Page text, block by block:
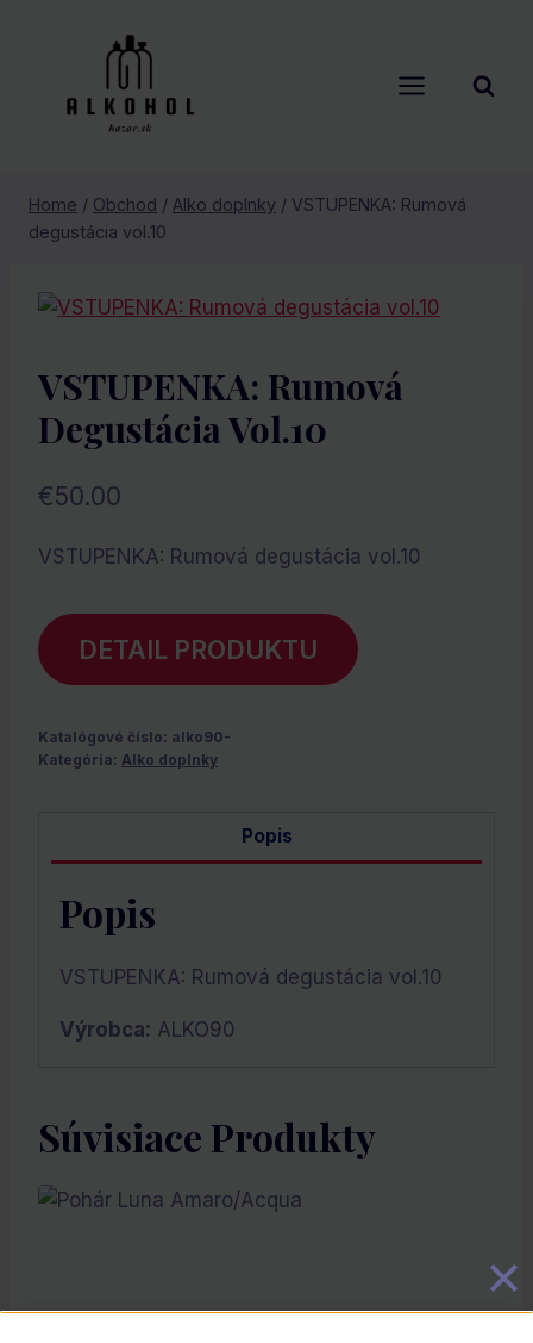
Home / Obchod / Alko doplnky / VSTUPENKA: Rumová
degustácia vol.10
VSTUPENKA: Rumová
Degustácia Vol.10
€50.00
VSTUPENKA: Rumová degustácia vol.10
DETAIL PRODUKTU
Katalógové číslo: alko90-
Kategória: Alko doplnky
Popis
Popis
VSTUPENKA: Rumová degustácia vol.10
Výrobca: ALKO90
Súvisiace Produkty